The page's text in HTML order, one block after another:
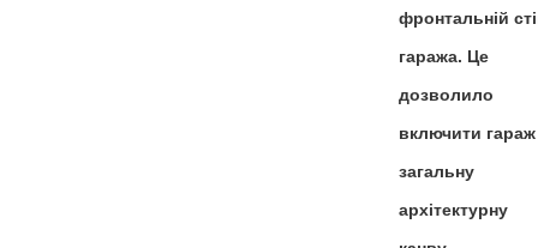
фронтальній
гаража. Це
дозволило
включити
загальну
архітектурну